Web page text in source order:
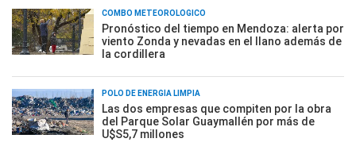
COMBO METEOROLÓGICO
Pronóstico del tiempo en Mendoza: alerta por
viento Zonda y nevadas en el llano además de
la cordillera
POLO DE ENERGÍA LIMPIA
Las dos empresas que compiten por la obra
del Parque Solar Guaymallén por más de
U$S5,7 millones